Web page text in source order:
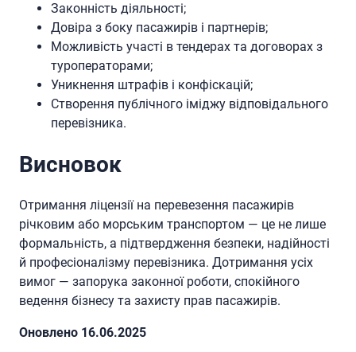
Законність діяльності;
Довіра з боку пасажирів і партнерів;
Можливість участі в тендерах та договорах з
туроператорами;
Уникнення штрафів і конфіскацій;
Створення публічного іміджу відповідального
перевізника.
Висновок
Отримання ліцензії на перевезення пасажирів
річковим або морським транспортом — це не лише
формальність, а підтвердження безпеки, надійності
й професіоналізму перевізника. Дотримання усіх
вимог — запорука законної роботи, спокійного
ведення бізнесу та захисту прав пасажирів.
Oновлено 16.06.2025